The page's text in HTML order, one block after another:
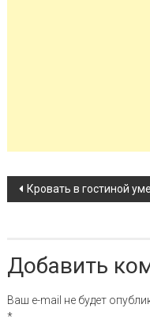
Навигация
Кровать в гостиной
Добавить
Ваш e-mail не будет
*